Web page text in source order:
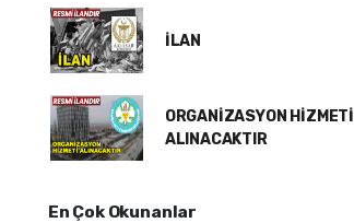
İLAN
ORGANİZASYON HİZMETİ
ALINACAKTIR
En Çok Okunanlar